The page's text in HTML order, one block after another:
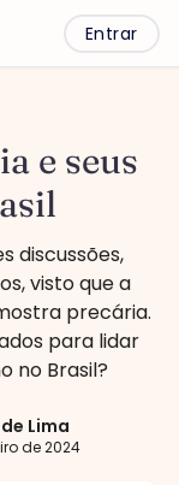
Entrar
e seus
discussões,
visto que a
precária.
para lidar
no Brasil?
Lima
de 2024